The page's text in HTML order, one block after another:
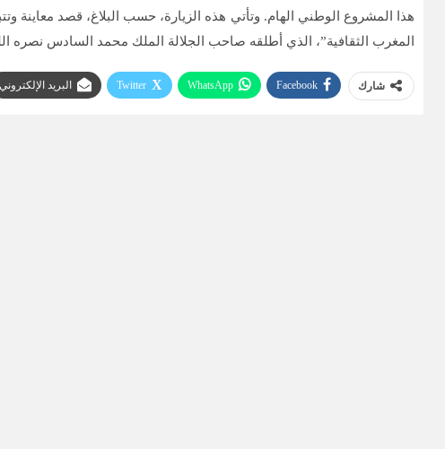
هذا المشروع الوطني الهام. وتأتي هذه الزيارة، حسب البلاغ، قصد معاينة
المغرب الثقافية”، الذي أطلقه صاحب الجلالة الملك محمد السادس نصره
شارك Facebook
WhatsApp
Twitter البريد الإلكتروني